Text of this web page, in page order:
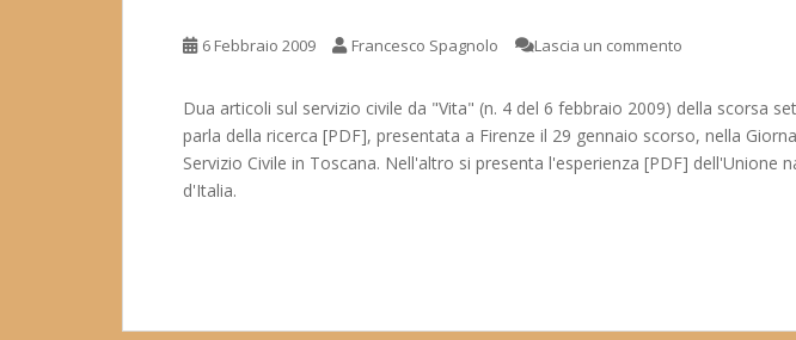
6 Febbraio 2009 Francesco Spagnolo Lascia un commento
Dua articoli sul servizio civile da "Vita" (n. 4 del 6 febbraio 2009) della scorsa
parla della ricerca [PDF], presentata a Firenze il 29 gennaio scorso, nella
Servizio Civile in Toscana. Nell'altro si presenta l'esperienza [PDF] dell'Unione
d'Italia.